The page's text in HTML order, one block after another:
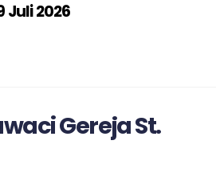
Juli 2026
Gereja St.